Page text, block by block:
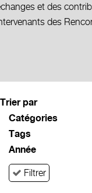
et des
des
Trier par
Catégories
Tags
Année
Filtrer